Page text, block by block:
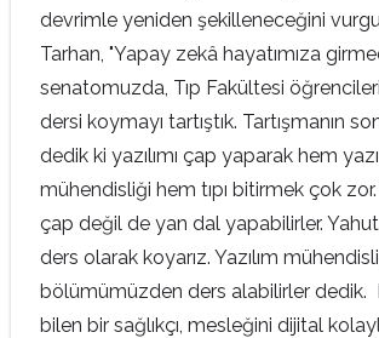
devrimle yeniden şekilleneceğini
Tarhan, "Yapay zekâ hayatımıza
senatomuzda, Tıp Fakültesi
dersi koymayı tartıştık. Tartışmanın
dedik ki yazılımı çap yaparak hem
mühendisliği hem tıpı bitirmek çok
çap değil de yan dal yapabilirler.
ders olarak koyarız. Yazılım
bölümümüzden ders alabilirler dedik.
bilen bir sağlıkçı, mesleğini dijital